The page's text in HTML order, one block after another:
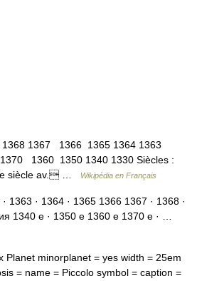
1367 1366 1365 1364 1363
1360 1350 1340 1330 Siècles :
siècle av. …
Wikipédia en Français
1363 · 1364 · 1365 1366 1367 · 1368 ·
1340 е · 1350 е 1360 е 1370 е · …
minorplanet = yes width = 25em
= name = Piccolo symbol = caption =